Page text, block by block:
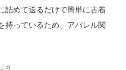
詰めて送るだけで簡単に古着
持っているため、アパレル関
○